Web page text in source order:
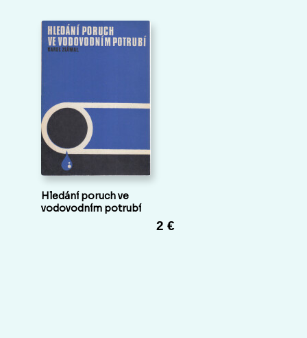
Hledání poruch ve
vodovodním potrubí
2 €